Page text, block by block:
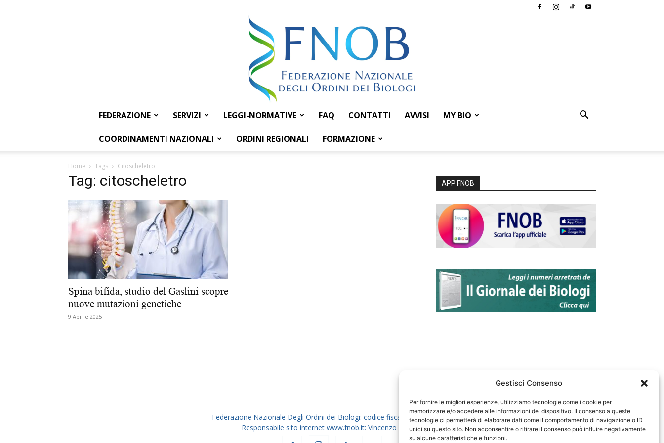
Gestisci Consenso
Per fornire le migliori esperienze, utilizziamo tecnologie come i cookie per
memorizzare e/o accedere alle informazioni del dispositivo. Il consenso a queste
tecnologie ci permetterà di elaborare dati come il comportamento di navigazione o ID
unici su questo sito. Non acconsentire o ritirare il consenso può influire negativamente
su alcune caratteristiche e funzioni.
Federazione
dei
FEDERAZIONE SERVIZI LEGGI-NORMATIVE FAQ CONTATTI AVVISI MY BIO
COORDINAMENTI NAZIONALI ORDINI REGIONALI FORMAZIONE
Home Tags Citoscheletro
Tag: citoscheletro
Spina bifida, studio del Gaslini scopre
nuove mutazioni genetiche
9 Aprile 2025
APP FNOB
Federazione Nazionale Degli Ordini dei Biologi: codice fiscale 80069130583
Responsabile sito internet www.fnob.it: Vincenzo D'Anna